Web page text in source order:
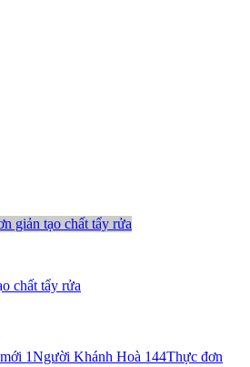
chất tẩy rửa
1Người Khánh Hoà 144Thực đơn